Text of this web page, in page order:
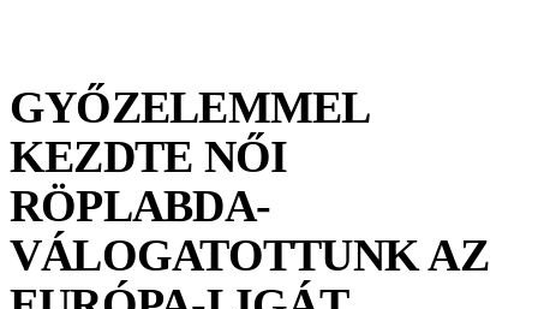
GYŐZELEMMEL
KEZDTE NŐI
RÖPLABDA-
VÁLOGATOTTUNK AZ